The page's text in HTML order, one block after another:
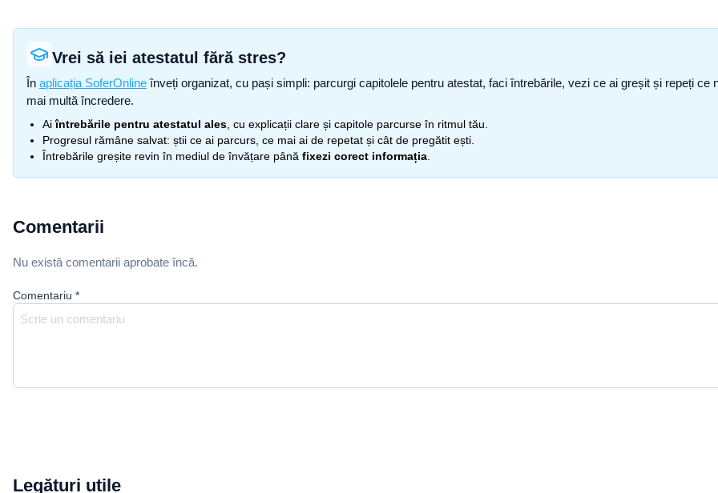
Vrei să iei atestatul fără stres?
În aplicația SoferOnline înveți organizat, cu pași simpli: parcurgi capitolele pentru atestat, faci întrebările, vezi ce ai greșit și repeți
mai multă încredere.
Aiîntrebările pentru atestatul ales , cu explicații clare și capitole parcurse în ritmul tău.
Progresul rămâne salvat: știi ce ai parcurs, ce mai ai de repetat și cât de pregătit ești.
Întrebările greșite revin în mediul de învățare până fixezi corect informația
Comentarii
Nu există comentarii aprobate încă.
Comentariu *
Legături utile